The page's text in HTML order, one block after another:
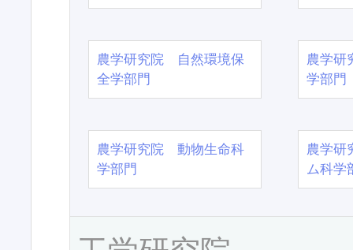
農学研究院 自然環境保
全学部門
農学
学部門
農学研究院 動物生命科
学部門
農学
ム科学